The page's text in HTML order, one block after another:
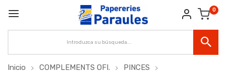
0
Inicio COMPLEMENTS OFI.
PINCES